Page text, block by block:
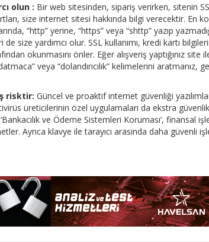
olun : Bir web sitesinden, sipariş verirken, sitenin
size internet sitesi hakkında bilgi verecektir. En
“http” yerine, “https” veya “shttp” yazıp
size yardımcı olur. SSL kullanımı, kredi kartı
okunmasını önler. Eğer alışveriş yaptığınız site
veya “dolandırıcılık” kelimelerini aratmanız,
risktir: Güncel ve proaktif internet güvenliği
üreticilerinin özel uygulamaları da ekstra
ve Ödeme Sistemleri Koruması‘, finansal
Ayrıca klavye ile tarayıcı arasında daha güvenli